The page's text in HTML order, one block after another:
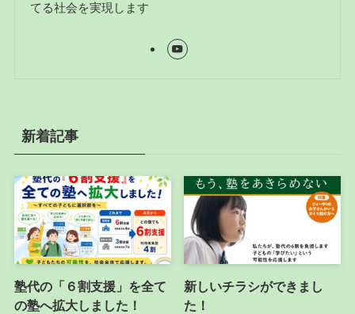
てる社会を実現します
新着記事
塾代の「６割支援」を全て
の塾へ拡大しました！
新しいチラシができまし
た！